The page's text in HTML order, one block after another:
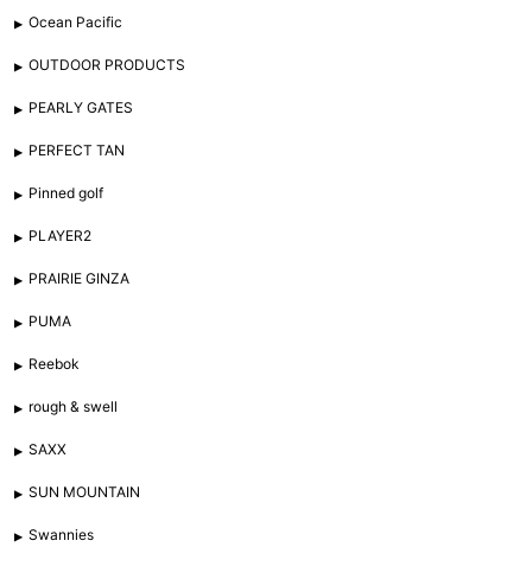
Ocean Pacific
OUTDOOR PRODUCTS
PEARLY GATES
PERFECT TAN
Pinned golf
PLAYER2
PRAIRIE GINZA
PUMA
Reebok
rough & swell
SAXX
SUN MOUNTAIN
Swannies